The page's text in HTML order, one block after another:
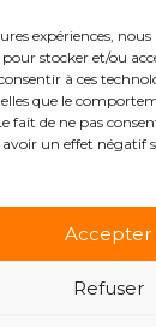
expériences,
pour stocker et/ou
à ces
que le
fait de ne pas
un effet négatif
Accepter
Refuser